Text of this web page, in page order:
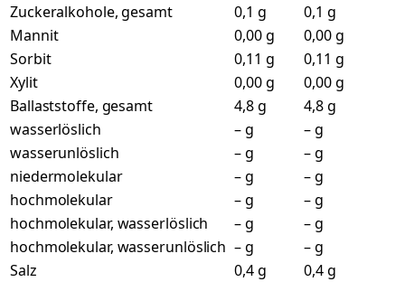
Zuckeralkohole, gesamt
0,1 g
0,1 g
Mannit
0,00 g
0,00 g
Sorbit
0,11 g
0,11 g
Xylit
0,00 g
0,00 g
Ballaststoffe, gesamt
4,8 g
4,8 g
wasserlöslich
– g
– g
wasserunlöslich
– g
– g
niedermolekular
– g
– g
hochmolekular
– g
– g
hochmolekular, wasserlöslich
– g
– g
hochmolekular, wasserunlöslich – g
– g
Salz
0,4 g
0,4 g